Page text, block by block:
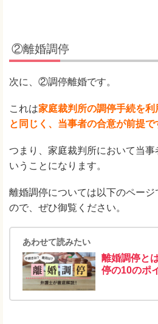
②離婚調停
次に、②調停離婚です。
これは家庭裁判所の調停手続を
と同じく、当事者の合意が前提で
つまり、家庭裁判所において当
いうことになります。
離婚調停については以下のペー
ので、ぜひ御覧ください。
あわせて読みたい
離婚調停と
停の10のポ